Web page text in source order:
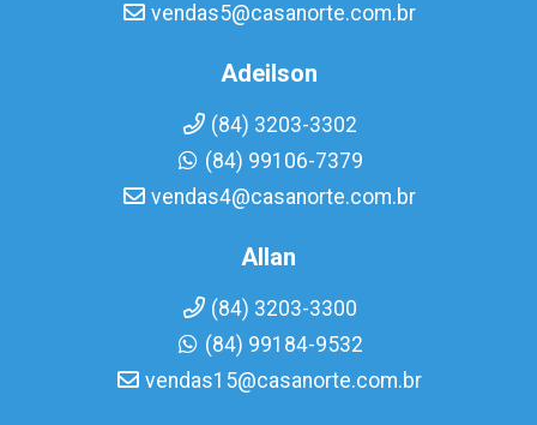
vendas5@casanorte.com.br
Adeilson
(84) 3203-3302
(84) 99106-7379
vendas4@casanorte.com.br
Allan
(84) 3203-3300
(84) 99184-9532
vendas15@casanorte.com.br